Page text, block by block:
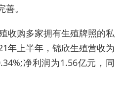
。
收购多家拥有生殖牌照的私
年上半年，锦欣生殖营收为
净利润为1.56亿元，同